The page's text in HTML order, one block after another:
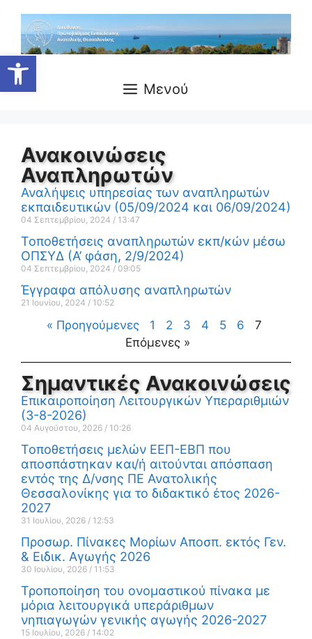
Ανοίξτε τη γραμμή εργαλείων
Μενού
Ανακοινώσεις
Αναπληρωτών
Αναλήψεις υπηρεσίας των αναπληρωτών
εκπαιδευτικών (05/09/2024 και 06/09/2024)
04 Σεπτεμβρίου, 2024 13:47
Τοποθετήσεις αναπληρωτών εκπ/κών μέσω
ΟΠΣΥΔ (Α’ φάση, 2/9/2024)
04 Σεπτεμβρίου, 2024 09:05
Έγγραφα απόλυσης αναπληρωτών
21 Ιουνίου, 2024 10:52
« Προηγούμενες 1 2 3 4 5 6
7
Επόμενες »
Σημαντικές Ανακοινώσεις
Επικαιροποίηση Λειτουργικών Υπεραριθμιών
(3-8-2026)
04 Αυγούστου, 2026 10:26
Τοποθετήσεις μελών ΕΕΠ-ΕΒΠ που
αποσπάστηκαν και/ή αιτούνται απόσπαση
εντός της Δ/νσης ΠΕ Ανατολικής
Θεσσαλονίκης για το διδακτικό έτος 2026-
2027
31 Ιουλίου, 2026 12:53
Προσωρ. Πίνακες Μορίων Αποσπ. εκτός Γεν.
& Ειδικ. Αγωγής 2026
30 Ιουλίου, 2026 11:53
Τροποποίηση του ονομαστικού πίνακα με
μόρια λειτουργικά υπεράριθμων
νηπιαγωγών γενικής αγωγής 2026-2027
15 Ιουλίου, 2026 14:02